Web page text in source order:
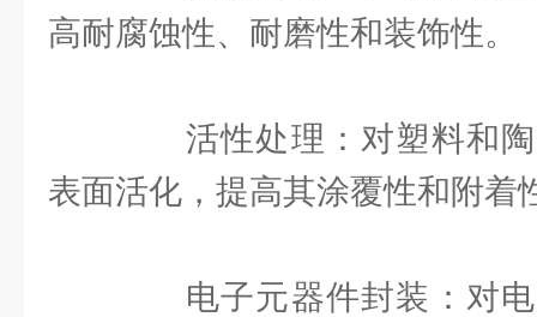
高耐腐蚀性、耐磨性和装饰性。
活性处理：对塑料和陶
表面活化，提高其涂覆性和附着
电子元器件封装：对电